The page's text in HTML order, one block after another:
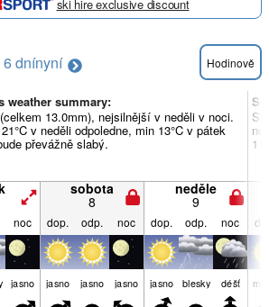
ski hire exclusive discount
dnínyní Hodinově
weather summary:
13.0mm), nejsilnější v neděli v noci.
v neděli odpoledne, min 13°C v pátek
převážně slabý.
sobota
8
neděle
9
noc dop. odp. noc dop. odp. noc
jasno jasno jasno jasno jasno blesky déšť